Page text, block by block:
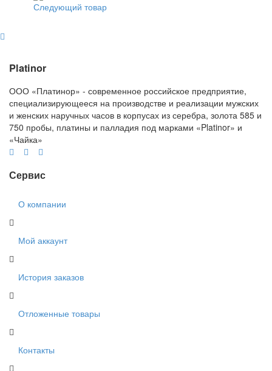
Следующий товар
Platinor
ООО «Платинор» - современное российское предприятие,
специализирующееся на производстве и реализации мужских
и женских наручных часов в корпусах из серебра, золота 585 и
750 пробы, платины и палладия под марками «Platinor» и
«Чайка»
Сервис
О компании
Мой аккаунт
История заказов
Отложенные товары
Контакты